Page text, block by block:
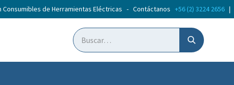
Consumibles de Herramientas Eléctricas - Contáctanos +56 (2) 3224 2656 |